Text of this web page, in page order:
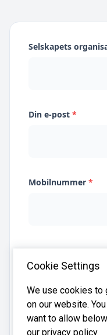
Selskapets
Din e-post *
Mobilnummer *
opplysningene
regnskapsfører
Cookie Settings
We use cookies to
on our website.
want to allow
our privacy policy.